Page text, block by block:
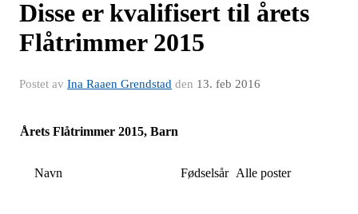
Disse er kvalifisert til årets
Flåtrimmer 2015
Postet av Ina Raaen Grendstad den 13. feb 2016
Årets Flåtrimmer 2015, Barn
Navn Fødselsår Alle poster